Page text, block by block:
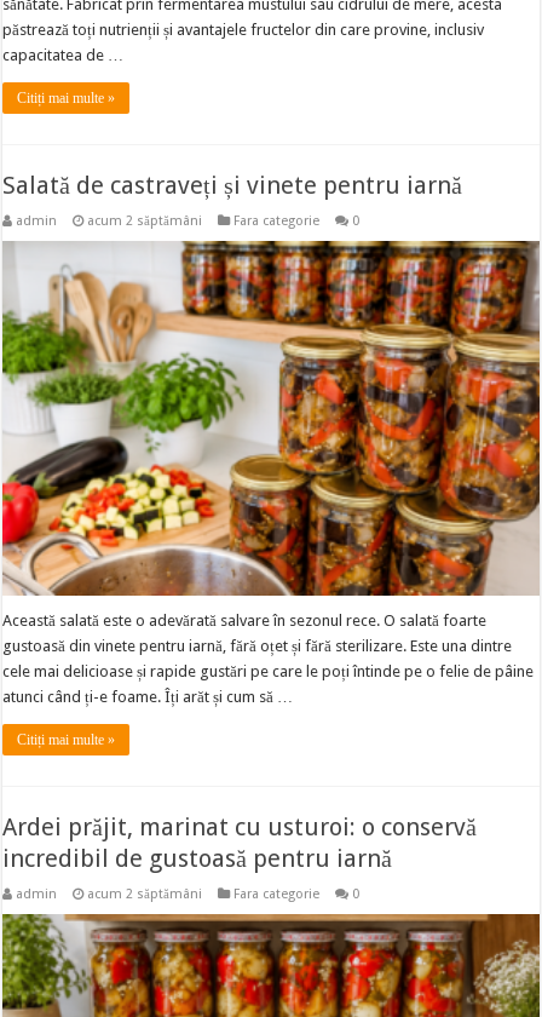
sănătate. Fabricat prin fermentarea mustului sau cidrului de mere, acesta
păstrează toți nutrienții și avantajele fructelor din care provine, inclusiv
capacitatea de …
Citiți mai multe »
Salată de castraveți și vinete pentru iarnă
admin acum 2 săptămâni Fara categorie 0
Această salată este o adevărată salvare în sezonul rece. O salată foarte
gustoasă din vinete pentru iarnă, fără oțet și fără sterilizare. Este una dintre
cele mai delicioase și rapide gustări pe care le poți întinde pe o felie de pâine
atunci când ți-e foame. Îți arăt și cum să …
Citiți mai multe »
Ardei prăjit, marinat cu usturoi: o conservă
incredibil de gustoasă pentru iarnă
admin acum 2 săptămâni Fara categorie 0